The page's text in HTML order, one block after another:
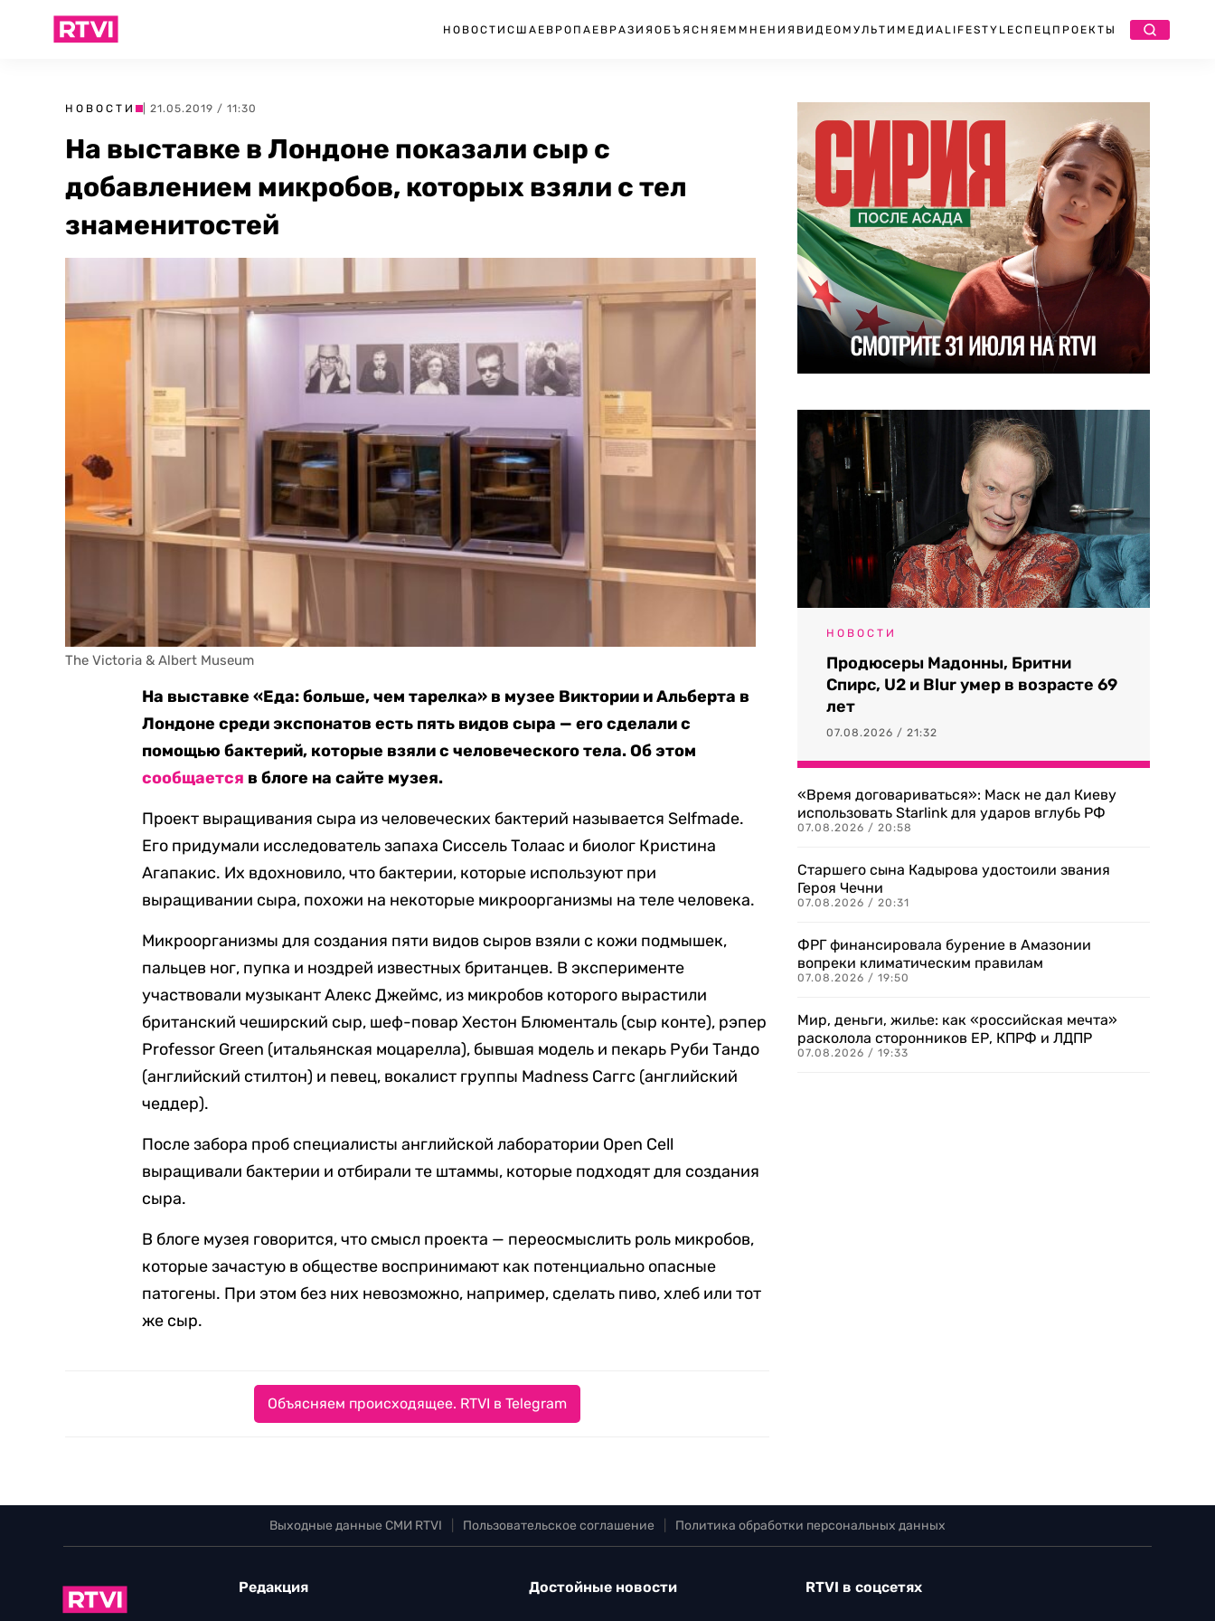
НОВОСТИ США ЕВРОПА ЕВРАЗИЯ ОБЪЯСНЯЕМ МНЕНИЯ ВИДЕО МУЛЬТИМЕДИА LIFESTYLEСПЕЦПРОЕКТЫ
НОВОСТИ | 21.05.2019 / 11:30
На выставке в Лондоне показали сыр с
добавлением микробов, которых взяли с тел
знаменитостей
The Victoria & Albert Museum
На выставке «Еда: больше, чем тарелка» в музее Виктории и Альберта в
Лондоне среди экспонатов есть пять видов сыра — его сделали с
помощью бактерий, которые взяли с человеческого тела. Об этом
сообщается в блоге на сайте музея.
Проект выращивания сыра из человеческих бактерий называется Selfmade.
Его придумали исследователь запаха Сиссель Толаас и биолог Кристина
Агапакис. Их вдохновило, что бактерии, которые используют при
выращивании сыра, похожи на некоторые микроорганизмы на теле человека.
Микроорганизмы для создания пяти видов сыров взяли с кожи подмышек,
пальцев ног, пупка и ноздрей известных британцев. В эксперименте
участвовали музыкант Алекс Джеймс, из микробов которого вырастили
британский чеширский сыр, шеф-повар Хестон Блюменталь (сыр конте), рэпер
Professor Green (итальянская моцарелла), бывшая модель и пекарь Руби Тандо
(английский стилтон) и певец, вокалист группы Madness Саггс (английский
чеддер).
После забора проб специалисты английской лаборатории Open Cell
выращивали бактерии и отбирали те штаммы, которые подходят для создания
сыра.
В блоге музея говорится, что смысл проекта — переосмыслить роль микробов,
которые зачастую в обществе воспринимают как потенциально опасные
патогены. При этом без них невозможно, например, сделать пиво, хлеб или тот
же сыр.
Объясняем происходящее. RTVI в Telegram
НОВОСТИ
Продюсеры Мадонны, Бритни
Спирс, U2 и Blur умер в возрасте 69
лет
07.08.2026 / 21:32
«Время договариваться»: Маск не дал Киеву
использовать Starlink для ударов вглубь РФ
07.08.2026 / 20:58
Старшего сына Кадырова удостоили звания
Героя Чечни
07.08.2026 / 20:31
ФРГ финансировала бурение в Амазонии
вопреки климатическим правилам
07.08.2026 / 19:50
Мир, деньги, жилье: как «российская мечта»
расколола сторонников ЕР, КПРФ и ЛДПР
07.08.2026 / 19:33
Выходные данные СМИ RTVI Пользовательское соглашение Политика обработки персональных данных
Редакция Достойные новости RTVI в соцсетях